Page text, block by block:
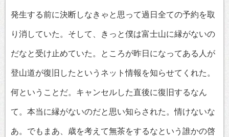
発生する前に決断しなきゃと思って過日全ての予約を取
り消していた。そして、きっと僕は富士山に縁がないの
だなと受け止めていた。ところが昨日になってある人が
登山道が復旧したというネット情報を知らせてくれた。
何ということだ。キャンセルした直後に復旧するなん
て。本当に縁がないのだと思い知らされた。情けないな
あ。でもまあ、歳を考えて無茶をするなという誰かの啓